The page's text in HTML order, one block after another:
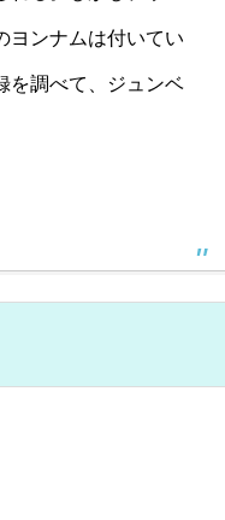
ヨンナムは付いてい
を調べて、ジュンベ